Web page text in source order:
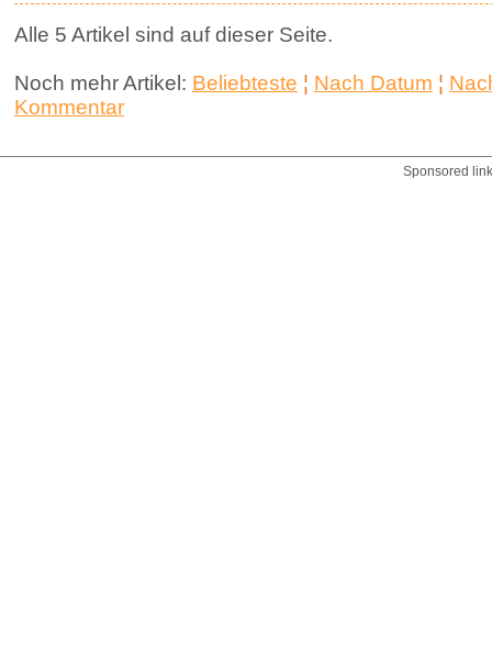
Alle 5 Artikel sind auf dieser Seite.
Noch mehr Artikel: Beliebteste ¦ Nach Datum ¦
Kommentar
Sponsored